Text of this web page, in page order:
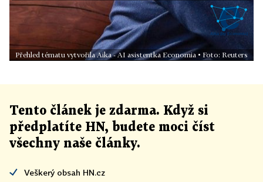
Přehled tématu vytvořila Aika - AI asistentka Economia • Foto: Reuters
Tento článek je zdarma. Když si
předplatíte HN, budete moci číst
všechny naše články.
Veškerý obsah HN.cz